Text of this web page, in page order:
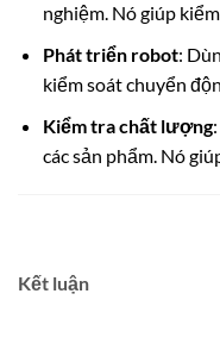
nghiệm. Nó giúp
Phát triển robot:
kiểm soát chuyển
Kiểm tra chất lượng
các sản phẩm. Nó
Kết luận